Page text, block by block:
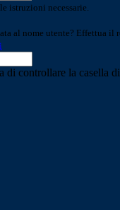
istruzioni necessarie.
al nome utente? Effettua il
di controllare la casella